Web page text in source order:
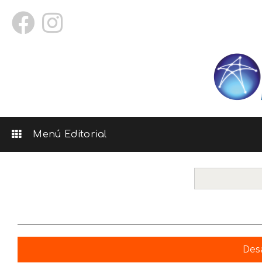
Menú Editorial